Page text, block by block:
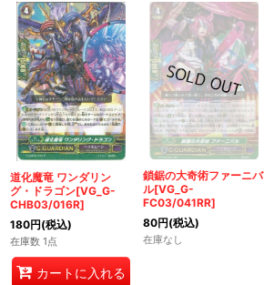
道化魔竜 ワンダリン
グ・ドラゴン[VG_G-
CHB03/016R]
180円(税込)
在庫数 1点
カートに入れる
鎖鋸の大奇術ファーニバ
ル[VG_G-
FC03/041RR]
80円(税込)
在庫なし